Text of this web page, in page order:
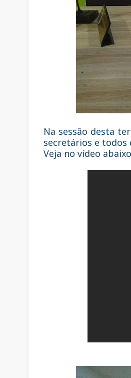
Na sessão desta
secretários e todos
Veja no vídeo abaixo